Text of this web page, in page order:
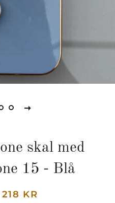
skal med
15 - Blå
Sale
218 KR